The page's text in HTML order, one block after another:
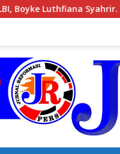
bersama Korlap